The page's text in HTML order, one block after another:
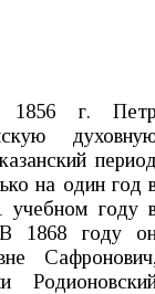
1856 г.
на один год
учебном году
В 1868 году